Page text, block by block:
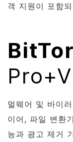
객 지원이 포함
멀웨어 및 바이
이어, 파일 변환
능과 광고 제거